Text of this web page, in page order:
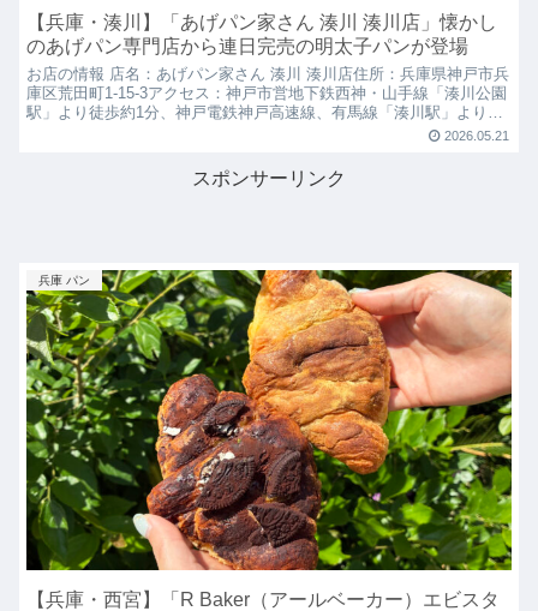
【兵庫・湊川】「あげパン家さん 湊川 湊川店」懐かし
のあげパン専門店から連日完売の明太子パンが登場
お店の情報 店名：あげパン家さん 湊川 湊川店住所：兵庫県神戸市兵
庫区荒田町1-15-3アクセス：神戸市営地下鉄西神・山手線「湊川公園
駅」より徒歩約1分、神戸電鉄神戸高速線、有馬線「湊川駅」より徒
2026.05.21
スポンサーリンク
兵庫 パン
【兵庫・西宮】「R Baker（アールベーカー）エビスタ